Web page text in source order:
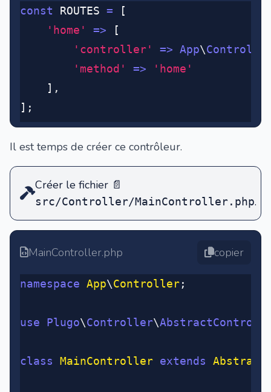
const ROUTES = [
	'home'
=> [
		'controller'
=> App\
		'method'
=> 'home'
	]
,
];
Il est temps de créer ce contrôleur.
Créer le fichier 📄
src/Controller/MainController.php.
MainController.php copier
namespace App\Controller;
use Plugo\Controller\
class MainController extends